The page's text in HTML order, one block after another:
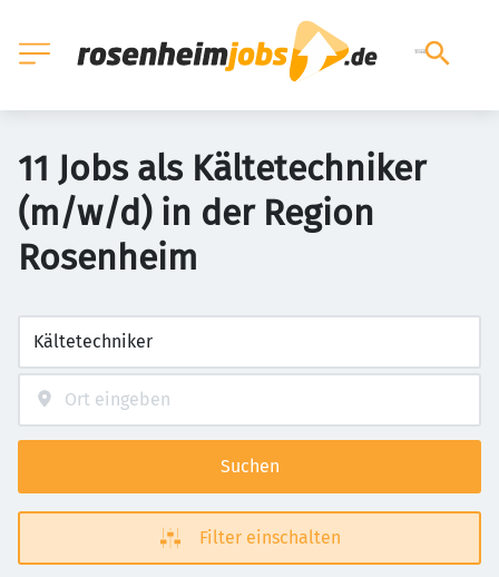
11 Jobs als Kältetechniker
(m/w/d) in der Region
Rosenheim
Suchen
Filter einschalten